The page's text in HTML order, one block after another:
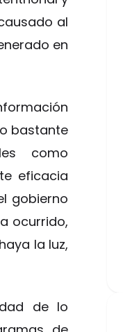
al
en
bastante
como
eficacia
gobierno
ocurrido,
la luz,
de lo